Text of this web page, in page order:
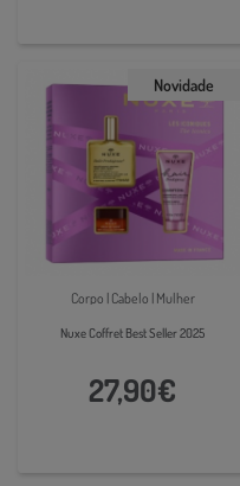
Novidade
Corpo | Cabelo | Mulher
Nuxe Coffret Best Seller 2025
27,90€